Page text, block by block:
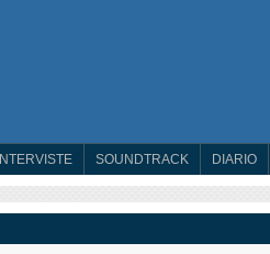
INTERVISTE SOUNDTRACK DIARIO